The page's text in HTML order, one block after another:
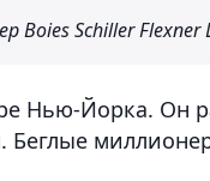
Boies Schiller
Нью-Йорка. Он
Беглые